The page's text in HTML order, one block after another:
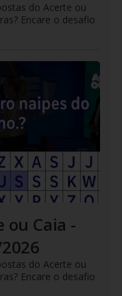
do Acerte ou
Encare o desafio
ou Caia -
do Acerte ou
Encare o desafio